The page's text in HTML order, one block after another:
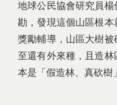
地球公民協會研究員
勘，發現這個山區根
獎勵輔導，山區大樹
至還有外來種，且造
本是「假造林、真砍樹